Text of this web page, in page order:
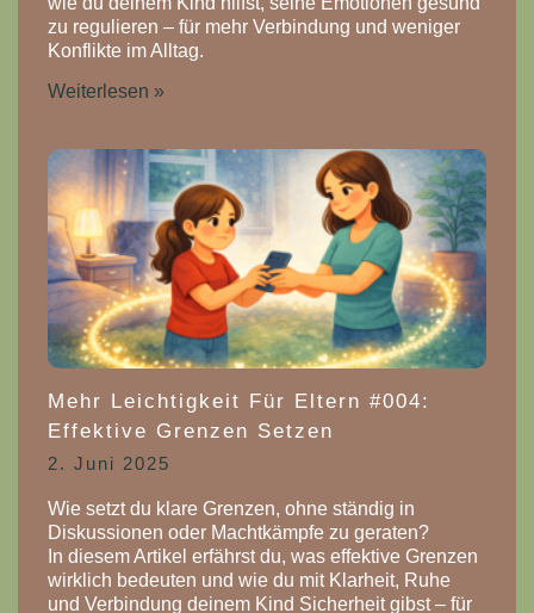
zu regulieren – für mehr Verbindung und weniger
Konflikte im Alltag.
Weiterlesen »
Mehr Leichtigkeit Für Eltern #004:
Effektive Grenzen Setzen
2. Juni 2025
Wie setzt du klare Grenzen, ohne ständig in
Diskussionen oder Machtkämpfe zu geraten?
In diesem Artikel erfährst du, was effektive Grenzen
wirklich bedeuten und wie du mit Klarheit, Ruhe
und Verbindung deinem Kind Sicherheit gibst – für